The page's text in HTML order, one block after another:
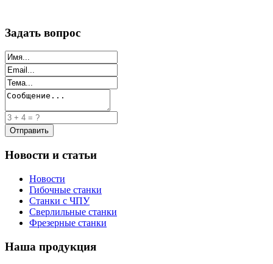
Задать вопрос
Новости и статьи
Новости
Гибочные станки
Станки с ЧПУ
Сверлильные станки
Фрезерные станки
Наша продукция